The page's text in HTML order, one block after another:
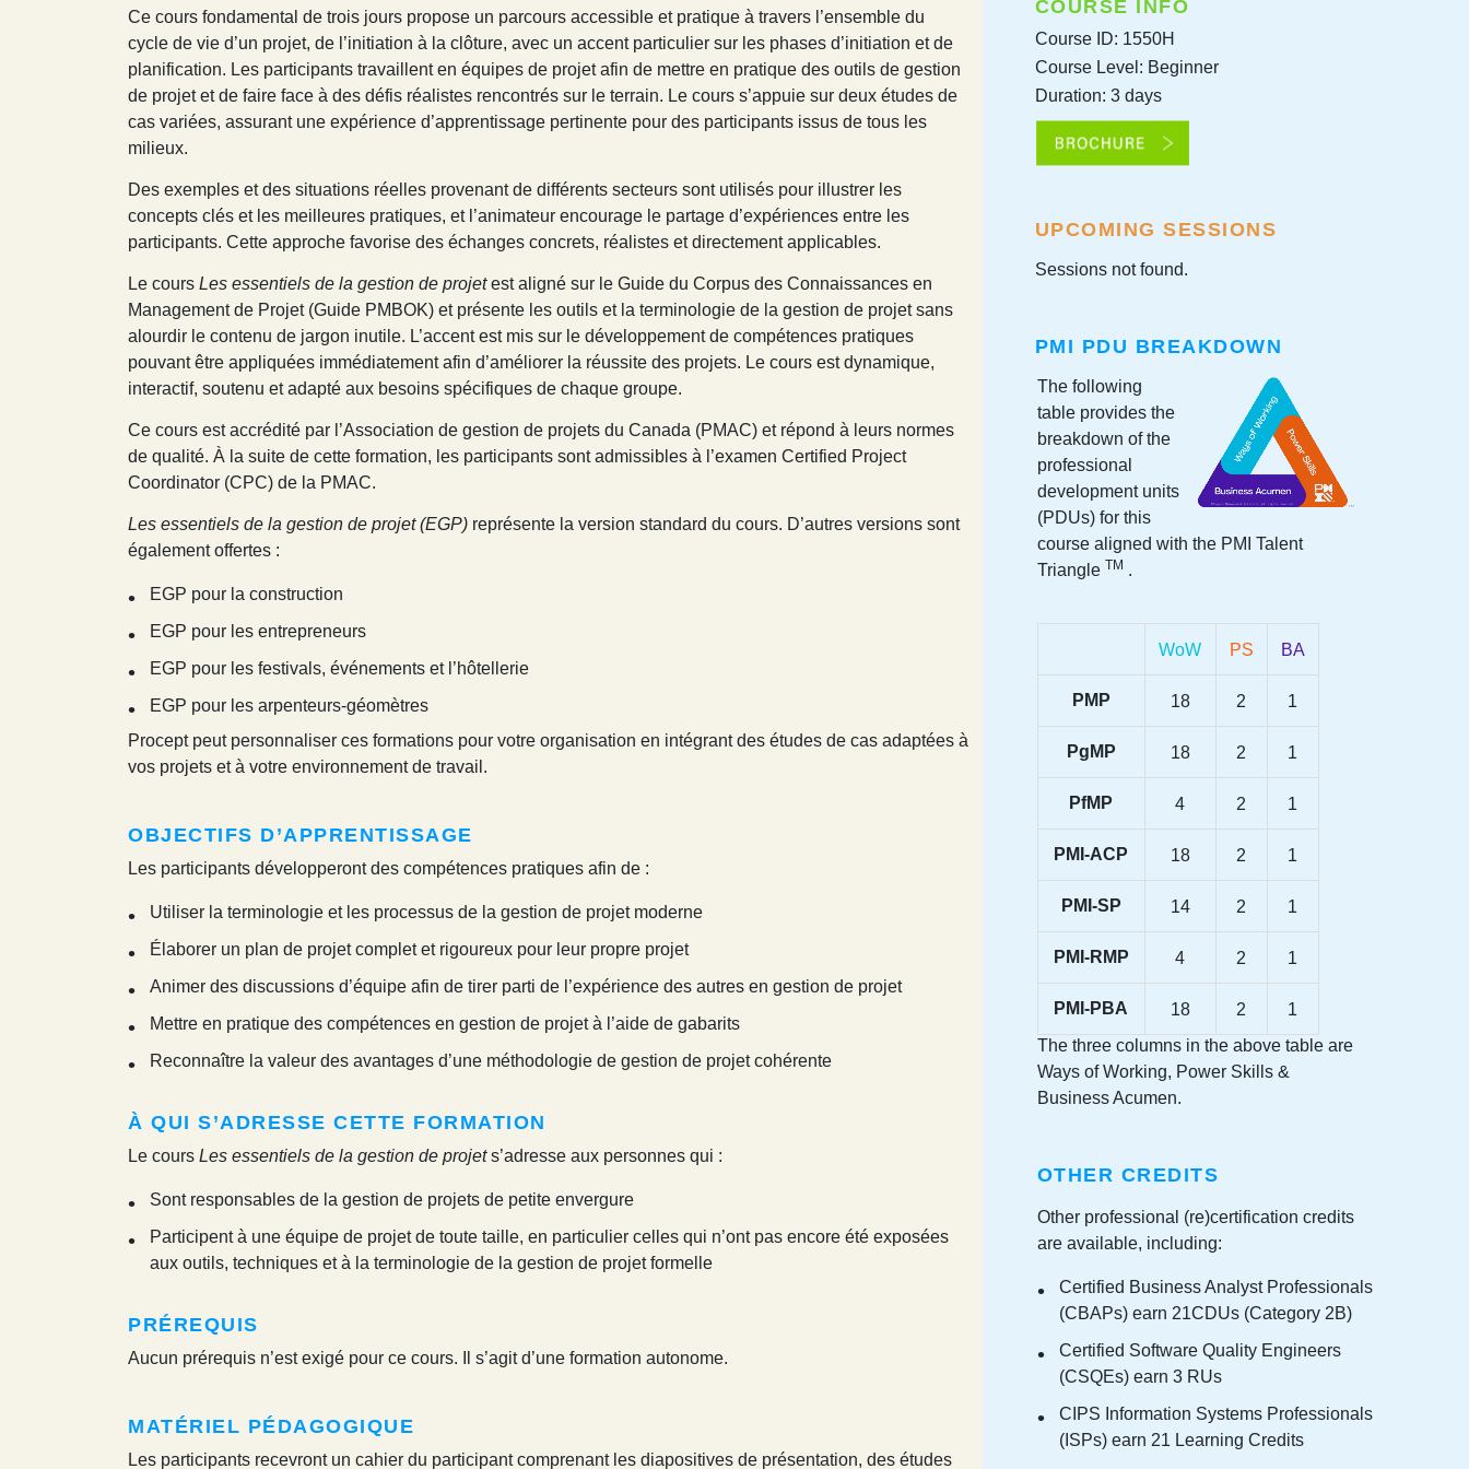
Ce cours fondamental de trois jours propose un parcours accessible et pratique à travers l’ensemble du
cycle de vie d’un projet, de l’initiation à la clôture, avec un accent particulier sur les phases d’initiation et de
planification. Les participants travaillent en équipes de projet afin de mettre en pratique des outils de gestion
de projet et de faire face à des défis réalistes rencontrés sur le terrain. Le cours s’appuie sur deux études de
cas variées, assurant une expérience d’apprentissage pertinente pour des participants issus de tous les
milieux.
Des exemples et des situations réelles provenant de différents secteurs sont utilisés pour illustrer les
concepts clés et les meilleures pratiques, et l’animateur encourage le partage d’expériences entre les
participants. Cette approche favorise des échanges concrets, réalistes et directement applicables.
Le coursLes essentiels de la gestion de projetest aligné sur le Guide du Corpus des Connaissances en
Management de Projet (Guide PMBOK) et présente les outils et la terminologie de la gestion de projet sans
alourdir le contenu de jargon inutile. L’accent est mis sur le développement de compétences pratiques
pouvant être appliquées immédiatement afin d’améliorer la réussite des projets. Le cours est dynamique,
interactif, soutenu et adapté aux besoins spécifiques de chaque groupe.
Ce cours est accrédité par l’Association de gestion de projets du Canada (PMAC) et répond à leurs normes
de qualité. À la suite de cette formation, les participants sont admissibles à l’examen Certified Project
Coordinator (CPC) de la PMAC.
Les essentiels de la gestion de projet (EGP) représente la version standard du cours. D’autres versions sont
également offertes :
EGP pour la construction
EGP pour les entrepreneurs
EGP pour les festivals, événements et l’hôtellerie
EGP pour les arpenteurs-géomètres
Procept peut personnaliser ces formations pour votre organisation en intégrant des études de cas adaptées à
vos projets et à votre environnement de travail.
OBJECTIFS D’APPRENTISSAGE
Les participants développeront des compétences pratiques afin de :
Utiliser la terminologie et les processus de la gestion de projet moderne
Élaborer un plan de projet complet et rigoureux pour leur propre projet
Animer des discussions d’équipe afin de tirer parti de l’expérience des autres en gestion de projet
Mettre en pratique des compétences en gestion de projet à l’aide de gabarits
Reconnaître la valeur des avantages d’une méthodologie de gestion de projet cohérente
À QUI S’ADRESSE CETTE FORMATION
Le coursLes essentiels de la gestion de projets’adresse aux personnes qui :
Sont responsables de la gestion de projets de petite envergure
Participent à une équipe de projet de toute taille, en particulier celles qui n’ont pas encore été exposées
aux outils, techniques et à la terminologie de la gestion de projet formelle
PRÉREQUIS
Aucun prérequis n’est exigé pour ce cours. Il s’agit d’une formation autonome.
MATÉRIEL PÉDAGOGIQUE
Les participants recevront un cahier du participant comprenant les diapositives de présentation, des études
COURSE INFO
Course ID: 1550H
Course Level: Beginner
Duration: 3 days
UPCOMING SESSIONS
Sessions not found.
PMI PDU BREAKDOWN
The following
table provides the
breakdown of the
professional
development units
(PDUs) for this
course aligned with the PMI Talent
Triangle TM .
WoW PS BA
PMP 18 2 1
PgMP 18 2 1
PfMP 4 2 1
PMI-ACP 18 2 1
PMI-SP 14 2 1
PMI-RMP 4 2 1
PMI-PBA 18 2
1
The three columns in the above table are
Ways of Working, Power Skills &
Business Acumen.
OTHER CREDITS
Other professional (re)certification credits
are available, including:
Certified Business Analyst Professionals
(CBAPs) earn 21CDUs (Category 2B)
Certified Software Quality Engineers
(CSQEs) earn 3 RUs
CIPS Information Systems Professionals
(ISPs) earn 21 Learning Credits